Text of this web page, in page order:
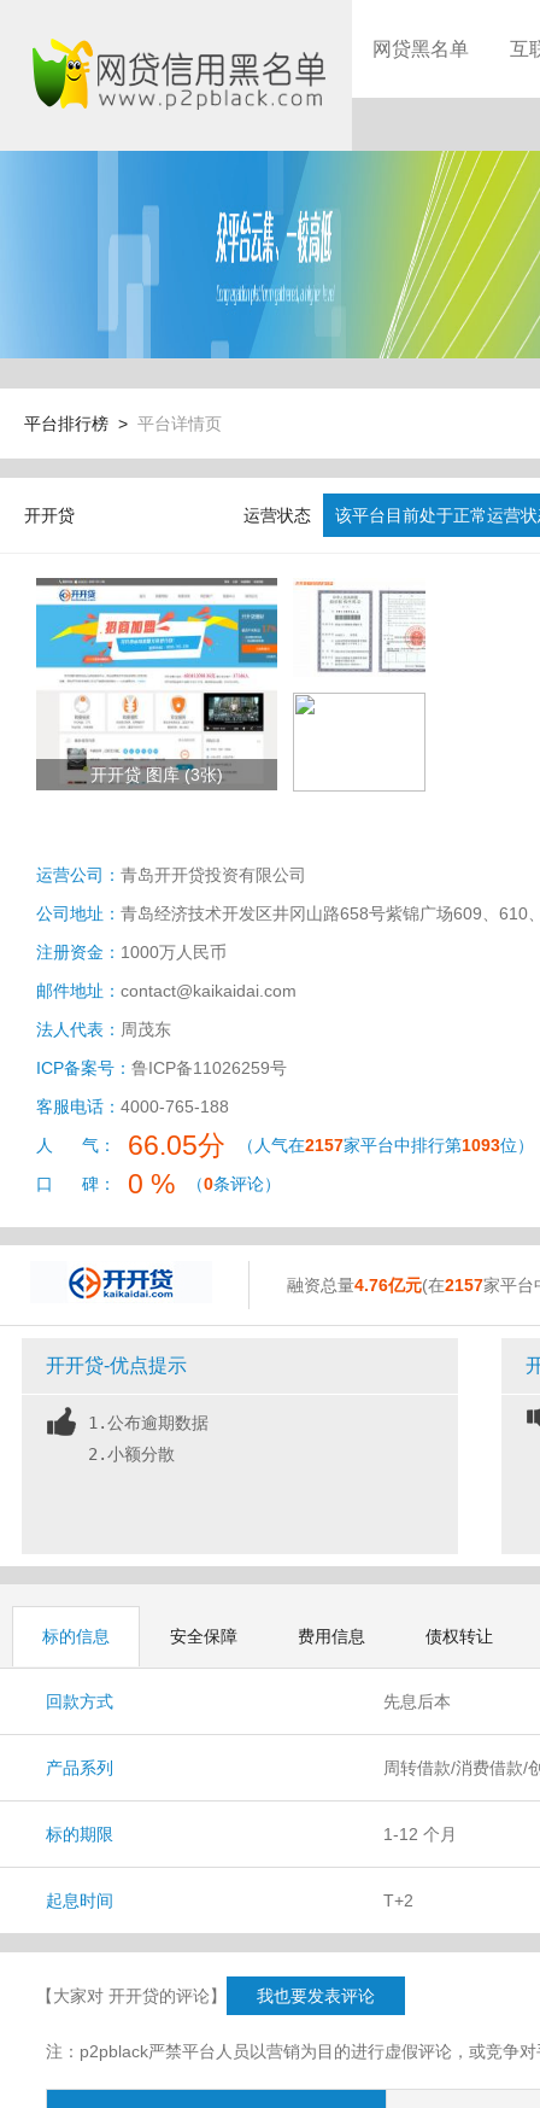
网贷黑名单 互
平台排行榜 > 平台详情页
开开贷 运营状态 该平台目前处于正常运营
开开贷 图库 (3张)
运营公司： 青岛开开贷投资有限公司
公司地址： 青岛经济技术开发区井冈山路658号紫锦广场609、610
注册资金： 1000万人民币
邮件地址： contact@kaikaidai.com
法人代表： 周茂东
ICP备案号： 鲁ICP备11026259号
客服电话： 4000-765-188
人 气：
66.05分 （人气在2157家平台中排行第1093位）
口 碑：
0 % （0条评论）
融资总量4.76亿元(在2157家平台
开开贷-优点提示
1.公布逾期数据
2.小额分散
标的信息 安全保障 费用信息 债权转让
回款方式 先息后本
产品系列 周转借款/消费借款/
标的期限 1-12 个月
起息时间 T+2
【大家对 开开贷的评论】 我也要发表评论
注：p2pblack严禁平台人员以营销为目的进行虚假评论，或竞争